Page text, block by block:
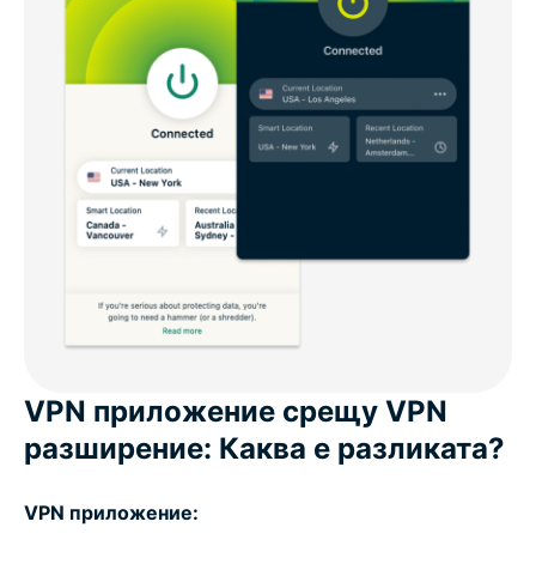
VPN приложение срещу VPN
разширение: Каква е разликата?
VPN приложение: